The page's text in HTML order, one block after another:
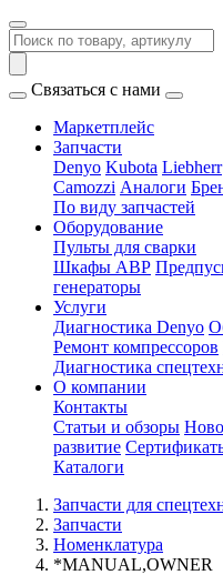
Связаться с нами
Маркетплейс
Запчасти
Denyo Kubota Liebherr
Camozzi Аналоги
По виду запчастей
Оборудование
Пульты для сварки
Шкафы АВР
генераторы
Услуги
Диагностика Denyo
Ремонт компрессоров
Диагностика
О компании
Контакты
Статьи и обзоры
развитие
Каталоги
Запчасти для
Запчасти
Номенклатура
*MANUAL,OWNER